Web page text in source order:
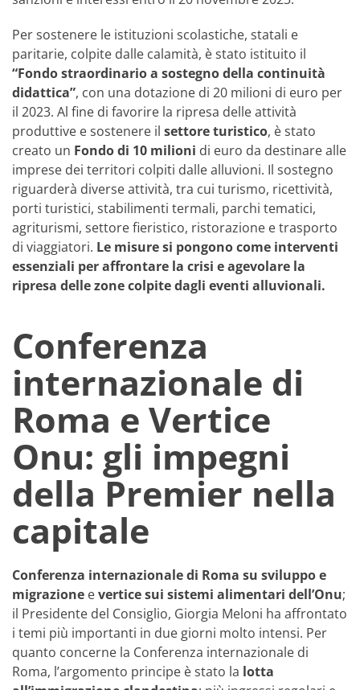
Per sostenere le istituzioni scolastiche, statali e
paritarie, colpite dalle calamità, è stato istituito il
“Fondo straordinario a sostegno della continuità
didattica”, con una dotazione di 20 milioni di euro per
il 2023. Al fine di favorire la ripresa delle attività
produttive e sostenere il settore turistico, è stato
creato un Fondo di 10 milioni di euro da destinare alle
imprese dei territori colpiti dalle alluvioni. Il sostegno
riguarderà diverse attività, tra cui turismo, ricettività,
porti turistici, stabilimenti termali, parchi tematici,
agriturismi, settore fieristico, ristorazione e trasporto
di viaggiatori. Le misure si pongono come interventi
essenziali per affrontare la crisi e agevolare la
ripresa delle zone colpite dagli eventi alluvionali.
Conferenza
internazionale di
Roma e Vertice
Onu: gli impegni
della Premier nella
capitale
Conferenza internazionale di Roma su sviluppo e
migrazione evertice sui sistemi alimentari dell’Onu;
il Presidente del Consiglio, Giorgia Meloni ha affrontato
i temi più importanti in due giorni molto intensi. Per
quanto concerne la Conferenza internazionale di
Roma, l’argomento principe è stato la lotta